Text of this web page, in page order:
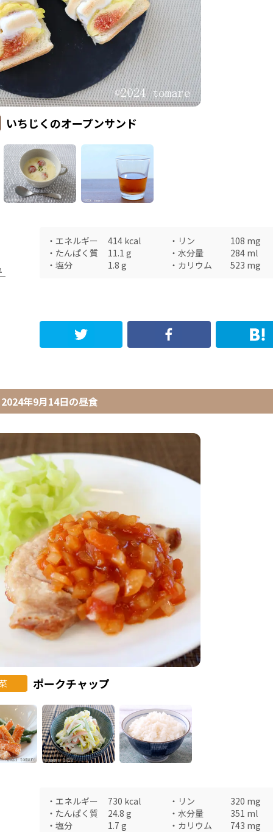
いちじくのオープンサンド
・ エネルギー 414 kcal ・ リン 108 mg
・ たんぱく質 11.1 g ・ 水分量 284 ml
・ 塩分 1.8 g ・ カリウム 523 mg
2024年9月14日の昼食
ポークチャップ
・ エネルギー 730 kcal ・ リン 320 mg
・ たんぱく質 24.8 g ・ 水分量 351 ml
・ 塩分 1.7 g ・ カリウム 743 mg